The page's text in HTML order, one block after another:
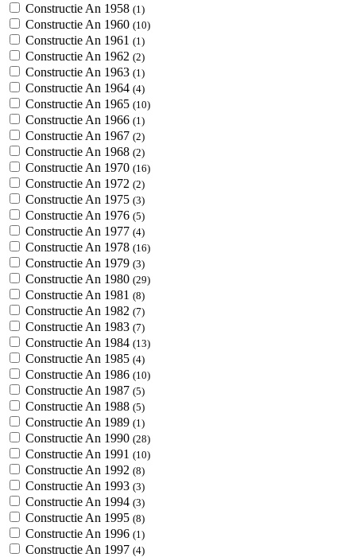
Constructie An 1958 (1)
Constructie An 1960 (10)
Constructie An 1961 (1)
Constructie An 1962 (2)
Constructie An 1963 (1)
Constructie An 1964 (4)
Constructie An 1965 (10)
Constructie An 1966 (1)
Constructie An 1967 (2)
Constructie An 1968 (2)
Constructie An 1970 (16)
Constructie An 1972 (2)
Constructie An 1975 (3)
Constructie An 1976 (5)
Constructie An 1977 (4)
Constructie An 1978 (16)
Constructie An 1979 (3)
Constructie An 1980 (29)
Constructie An 1981 (8)
Constructie An 1982 (7)
Constructie An 1983 (7)
Constructie An 1984 (13)
Constructie An 1985 (4)
Constructie An 1986 (10)
Constructie An 1987 (5)
Constructie An 1988 (5)
Constructie An 1989 (1)
Constructie An 1990 (28)
Constructie An 1991 (10)
Constructie An 1992 (8)
Constructie An 1993 (3)
Constructie An 1994 (3)
Constructie An 1995 (8)
Constructie An 1996 (1)
Constructie An 1997 (4)